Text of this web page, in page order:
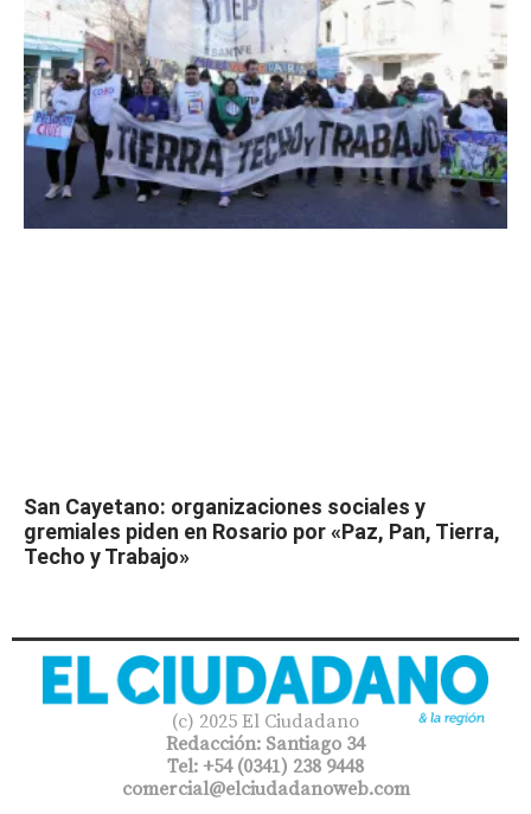
San Cayetano: organizaciones sociales y
gremiales piden en Rosario por «Paz, Pan, Tierra,
Techo y Trabajo»
(c) 2025 El Ciudadano
Redacción: Santiago 34
Tel: +54 (0341) 238 9448
comercial@elciudadanoweb.com​